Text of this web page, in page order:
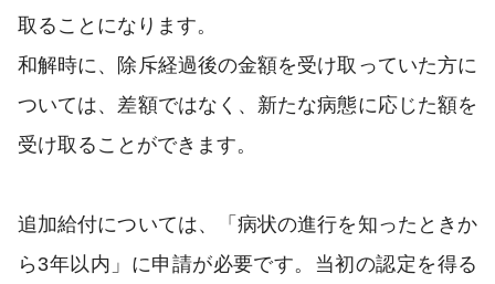
取ることになります。
和解時に、除斥経過後の金額を受け取っていた方に
ついては、差額ではなく、新たな病態に応じた額を
受け取ることができます。
追加給付については、「病状の進行を知ったときか
ら3年以内」に申請が必要です。当初の認定を得る